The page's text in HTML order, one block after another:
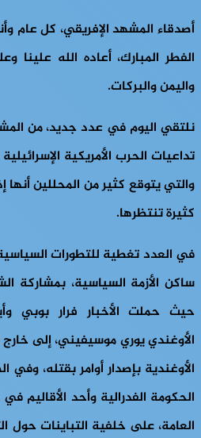
أصدقاء المشهد الإفريقي، كل عام
الفطر المبارك، أعاده الله علينا
واليمن والبركات.
نلتقي اليوم في عدد جديد، من
تداعيات الحرب الأمريكية
والتي يتوقع كثير من المحللين أنها
كثيرة تنتظرها.
في العدد تغطية للتطورات
ساكن الأزمة السياسية، بمشاركة
حيث حملت الأخبار فرار بوبي
الأوغندي يوري موسيفيني، إلى خارج
الأوغندية بإصدار أوامر بقتله،
الحكومة الفدرالية وأحد الأقاليم
العامة، على خلفية التباينات حول